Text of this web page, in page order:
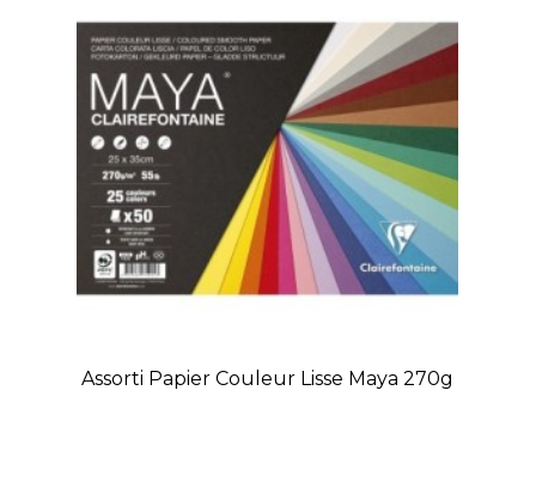
Assorti Papier Couleur Lisse Maya 270g